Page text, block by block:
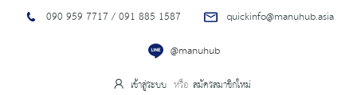
090 959 7717 / 091 885 1587
quickinfo@manuhub.asia
@manuhub
เข้าสู่ระบบ สมัครสมาชิกใหม่